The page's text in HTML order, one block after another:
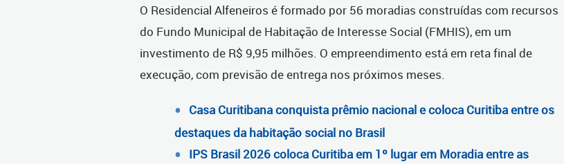
O Residencial Alfeneiros é formado por 56 moradias construídas com recursos
do Fundo Municipal de Habitação de Interesse Social (FMHIS), em um
investimento de R$ 9,95 milhões. O empreendimento está em reta final de
execução, com previsão de entrega nos próximos meses.
Casa Curitibana conquista prêmio nacional e coloca Curitiba entre os
destaques da habitação social no Brasil
IPS Brasil 2026 coloca Curitiba em 1º lugar em Moradia entre as